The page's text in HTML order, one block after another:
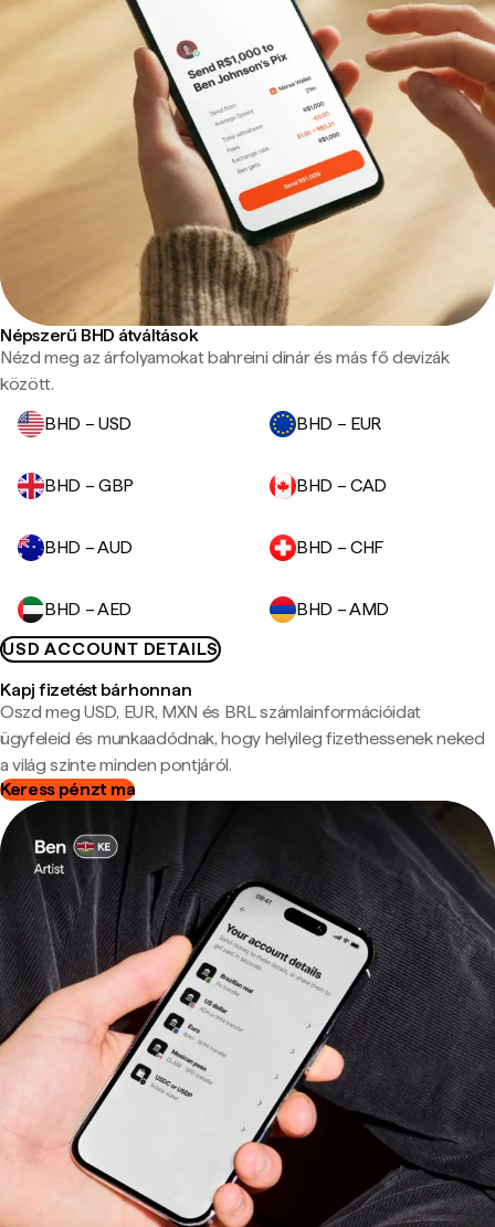
Népszerű BHD átváltások
Nézd meg az árfolyamokat bahreini dinár és más fő devizák
között.
BHD – USD
BHD – EUR
BHD – GBP BHD – CAD
BHD – AUD BHD – CHF
BHD – AED
BHD – AMD
USD ACCOUNT DETAILS
Kapj fizetést bárhonnan
Oszd meg USD, EUR, MXN és BRL számlainformációidat
ügyfeleid és munkaadódnak, hogy helyileg fizethessenek neked
a világ szinte minden pontjáról.
Keress pénzt ma